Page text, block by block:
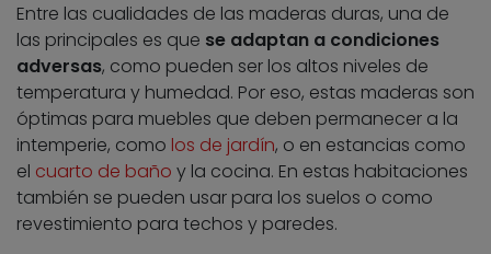
Entre las cualidades de las maderas duras, una de
las principales es que se adaptan a condiciones
adversas, como pueden ser los altos niveles de
temperatura y humedad. Por eso, estas maderas son
óptimas para muebles que deben permanecer a la
intemperie, como los de jardín, o en estancias como
el cuarto de baño y la cocina. En estas habitaciones
también se pueden usar para los suelos o como
revestimiento para techos y paredes.